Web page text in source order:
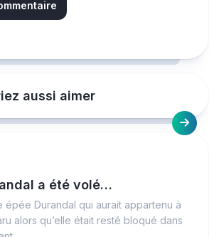
aussi aimer
a été volé…
épée Durandal qui aurait appartenu à
alors qu’elle était resté bloqué dans